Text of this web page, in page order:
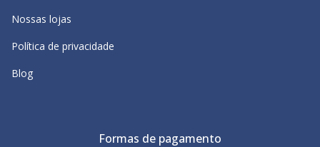
Nossas lojas
Política de privacidade
Blog
Formas de pagamento